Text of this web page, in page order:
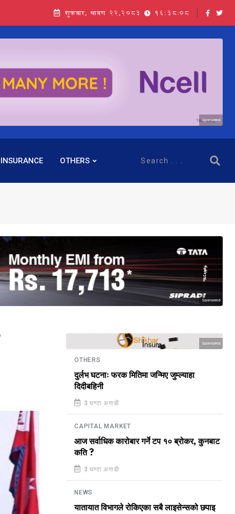
शुक्रबार, श्रावण २२,२०८३ 16:38:09
Sponsored
INSURANCE OTHERS
Sponsored
Sponsored
OTHERS
दुर्लभ घटनाः फरक मितिमा जन्मिए जुम्ल्याहा
दिदीबहिनी
3 घण्टा अगाडी
CAPITAL MARKET
आज सर्वाधिक कारोबार गर्ने टप १० ब्रोकर, कुनबाट
कति ?
3 घण्टा अगाडी
NEWS
यातायात विभागले रोकिएका सबै लाइसेन्सको छपाइ